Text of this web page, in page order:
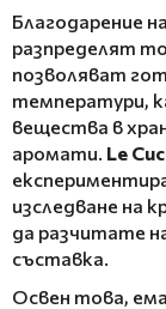
Благодарение
разпределят
позволяват
температури,
вещества в
аромати. Le
изследване на
да разчитате
съставка.
Освен това,